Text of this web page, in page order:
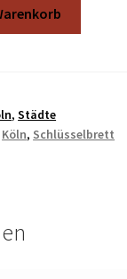
,Städte
Köln, Schlüsselbrett